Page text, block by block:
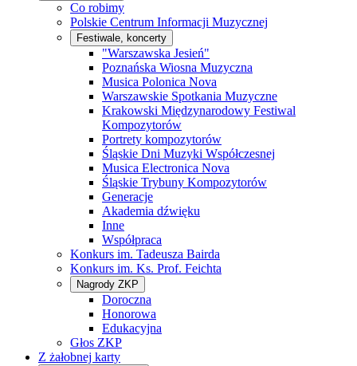
Co robimy
Polskie Centrum Informacji Muzycznej
Festiwale, koncerty
"Warszawska Jesień"
Poznańska Wiosna Muzyczna
Musica Polonica Nova
Warszawskie Spotkania Muzyczne
Krakowski Międzynarodowy Festiwal
Kompozytorów
Portrety kompozytorów
Śląskie Dni Muzyki Współczesnej
Musica Electronica Nova
Śląskie Trybuny Kompozytorów
Generacje
Akademia dźwięku
Inne
Współpraca
Konkurs im. Tadeusza Bairda
Konkurs im. Ks. Prof. Feichta
Nagrody ZKP
Doroczna
Honorowa
Edukacyjna
Głos ZKP
Z żałobnej karty